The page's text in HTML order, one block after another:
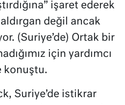
işaret ederek
değil ancak
(Suriye’de) Ortak bir
için yardımcı
konuştu.
Suriye’de istikrar